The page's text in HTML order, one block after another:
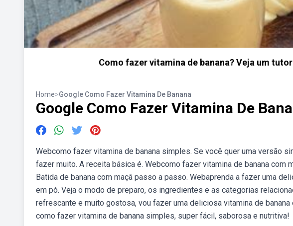
Como fazer vitamina de banana? Veja um
Home>Google Como Fazer Vitamina De Banana
Google Como Fazer Vitamina De
Webcomo fazer vitamina de banana simples. Se você quer uma versão
fazer muito. A receita básica é. Webcomo fazer vitamina de banana com
Batida de banana com maçã passo a passo. Webaprenda a fazer uma
em pó. Veja o modo de preparo, os ingredientes e as categorias
refrescante e muito gostosa, vou fazer uma deliciosa vitamina de
como fazer vitamina de banana simples, super fácil, saborosa e nutritiva!